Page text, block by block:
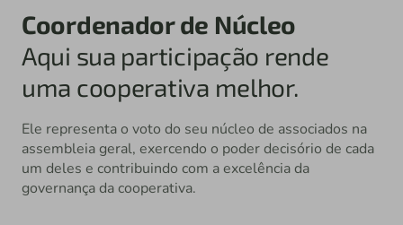
Coordenador de Núcleo
Aqui sua participação rende
uma cooperativa melhor.
Ele representa o voto do seu núcleo de associados na
assembleia geral, exercendo o poder decisório de cada
um deles e contribuindo com a excelência da
governança da cooperativa.